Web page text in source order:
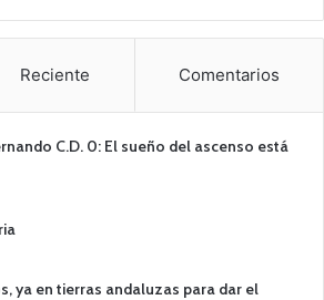
Reciente Comentarios
C.D. 0: El sueño del ascenso está
ya en tierras andaluzas para dar el